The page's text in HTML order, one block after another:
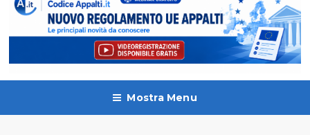
Mostra Menu